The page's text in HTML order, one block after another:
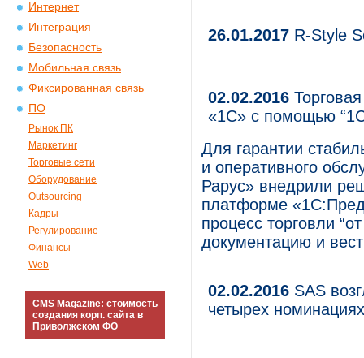
Интернет
Интеграция
Безопасность
Мобильная связь
Фиксированная связь
ПО
Рынок ПК
Маркетинг
Торговые сети
Оборудование
Outsourcing
Кадры
Регулирование
Финансы
Web
CMS Magazine: стоимость
создания корп. сайта в
Приволжском ФО
26.01.2017 R-Style
02.02.2016
«1С» с помощью
Для гарантии
и оперативного
Рарус» внедрили
платформе
процесс торговли
документацию и
02.02.2016 SAS
четырех номинациях